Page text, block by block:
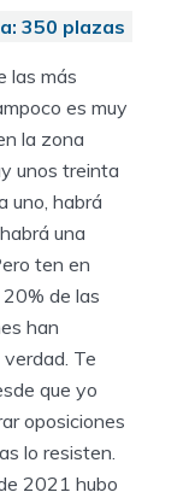
350 plazas
las más
es muy
la zona
unos treinta
uno, habrá
una
ten en
de las
han
Te
que yo
oposiciones
lo resisten.
2021 hubo